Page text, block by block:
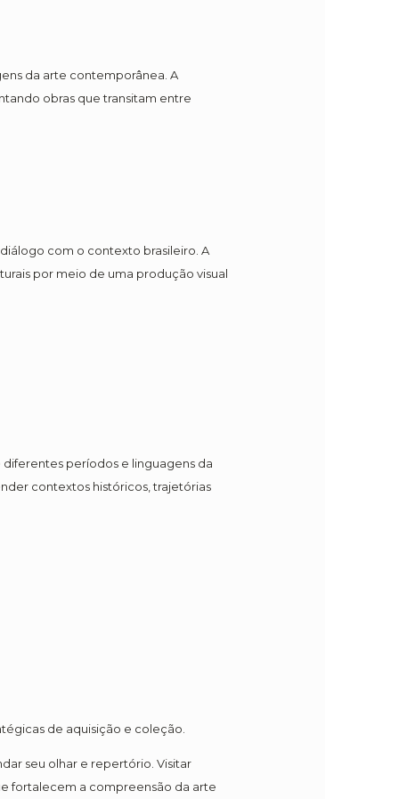
da arte contemporânea. A
obras que transitam entre
com o contexto brasileiro. A
por meio de uma produção visual
períodos e linguagens da
contextos históricos, trajetórias
de aquisição e coleção.
seu olhar e repertório. Visitar
fortalecem a compreensão da arte